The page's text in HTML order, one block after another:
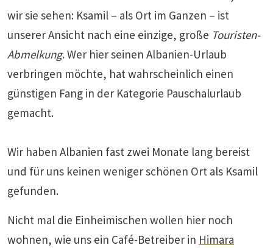
wir sie sehen: Ksamil – als Ort im Ganzen – ist
unserer Ansicht nach eine einzige, große Touristen-
Abmelkung. Wer hier seinen Albanien-Urlaub
verbringen möchte, hat wahrscheinlich einen
günstigen Fang in der Kategorie Pauschalurlaub
gemacht.
Wir haben Albanien fast zwei Monate lang bereist
und für uns keinen weniger schönen Ort als Ksamil
gefunden.
Nicht mal die Einheimischen wollen hier noch
wohnen, wie uns ein Café-Betreiber in Himara